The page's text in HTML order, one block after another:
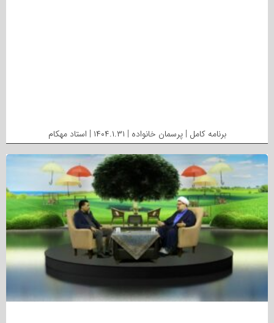
برنامه کامل | پرسمان خانواده | ۱۴۰۴.۱.۳۱ | استاد مهکام